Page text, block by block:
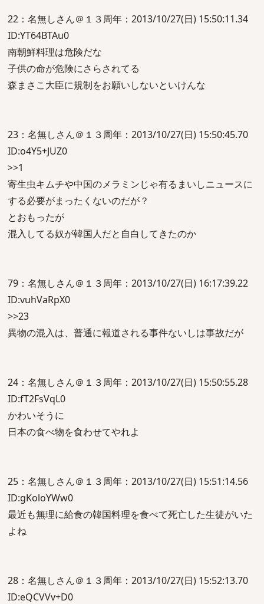
22：名無しさん＠１３周年：2013/10/27(日) 15:50:11.34
ID:YT64BTAu0
南朝鮮料理は危険だな
子供の命が危険にさらされてる
森まさこ大臣に規制をお願いしないといけんな
23：名無しさん＠１３周年：2013/10/27(日) 15:50:45.70
ID:o4Y5+JUZ0
>>1
寄生虫キムチや中国のメラミンじゃ有るまいしニュースに
する必要がまったくないのだが？
とおもったが
混入してる奴が韓国人だと自白してきたのか
79：名無しさん＠１３周年：2013/10/27(日) 16:17:39.22
ID:vuhVaRpX0
>>23
異物の混入は、普通に報道される事件ないしは事故だが
24：名無しさん＠１３周年：2013/10/27(日) 15:50:55.28
ID:fT2FsVqL0
かわいそうに
日本の食べ物を食わせてやれよ
25：名無しさん＠１３周年：2013/10/27(日) 15:51:14.56
ID:gKoloYWw0
最近も無理に給食の韓国料理を食べて死亡した生徒がいた
よね
28：名無しさん＠１３周年：2013/10/27(日) 15:52:13.70
ID:eQCVVv+D0